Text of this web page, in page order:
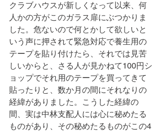
クラブハウスが新しくなって以来、何
人かの方がこのガラス扉にぶつかりま
した。危ないので何とかして欲しいと
いう声に押されて緊急対応で養生用の
テープを貼り付けたら、それでは見苦
しいからと、さる人が見かねて100円シ
ョップでそれ用のテープを買ってきて
貼ったりと、数か月の間にそれなりの
経緯がありました。こうした経緯の
間、実は中林支配人には心に秘めたる
ものがあり、その秘めたるものがこの4